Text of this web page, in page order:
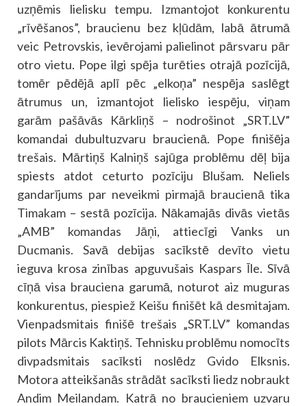
uzņēmis lielisku tempu. Izmantojot konkurentu
„rīvēšanos”, braucienu bez kļūdām, labā ātrumā
veic Petrovskis, ievērojami palielinot pārsvaru pār
otro vietu. Pope ilgi spēja turēties otrajā pozīcijā,
tomēr pēdējā aplī pēc „elkoņa” nespēja saslēgt
ātrumus un, izmantojot lielisko iespēju, viņam
garām pašāvās Kārkliņš – nodrošinot „SRT.LV”
komandai dubultuzvaru braucienā. Pope finišēja
trešais. Mārtiņš Kalniņš sajūga problēmu dēļ bija
spiests atdot ceturto pozīciju Blušam. Neliels
gandarījums par neveikmi pirmajā braucienā tika
Timakam – sestā pozīcija. Nākamajās divās vietās
„AMB” komandas Jāņi, attiecīgi Vanks un
Ducmanis. Savā debijas sacīkstē devīto vietu
ieguva krosa zinības apguvušais Kaspars Īle. Sīvā
cīņā visa brauciena garumā, noturot aiz muguras
konkurentus, piespiež Keišu finišēt kā desmitajam.
Vienpadsmitais finišē trešais „SRT.LV” komandas
pilots Mārcis Kaktiņš. Tehnisku problēmu nomocīts
divpadsmitais sacīksti noslēdz Gvido Elksnis.
Motora atteikšanās strādāt sacīksti liedz nobraukt
Andim Meilandam. Katrā no braucieniem uzvaru